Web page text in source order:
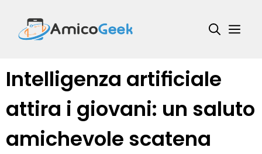
contenuto
Intelligenza artificiale
attira i giovani: un saluto
amichevole scatena